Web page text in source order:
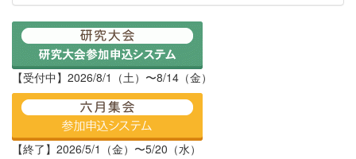
【受付中】2026/8/1（土）〜8/14（金）
【終了】2026/5/1（金）〜5/20（水）